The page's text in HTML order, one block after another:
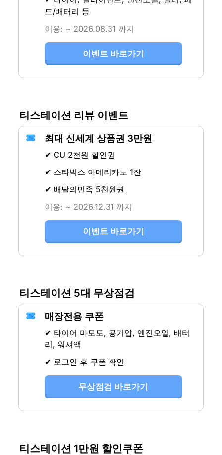
드/배터리 등
이용: ~ 2026.08.31 까지
이벤트 바로가기
티스테이션 리뷰 이벤트
최대 신세계 상품권 3만원
✔ CU 2천원 할인권
✔ 스타벅스 아메리카노 1잔
✔ 배달의민족 5천원권
이용: ~ 2026.12.31 까지
이벤트 바로가기
티스테이션 5대 무상점검
매장전용 쿠폰
✔ 타이어 마모도, 공기압, 엔진오일, 배터
리, 워셔액
✔ 로그인 후 쿠폰 확인
무상점검 바로가기
티스테이션 1만원 할인쿠폰